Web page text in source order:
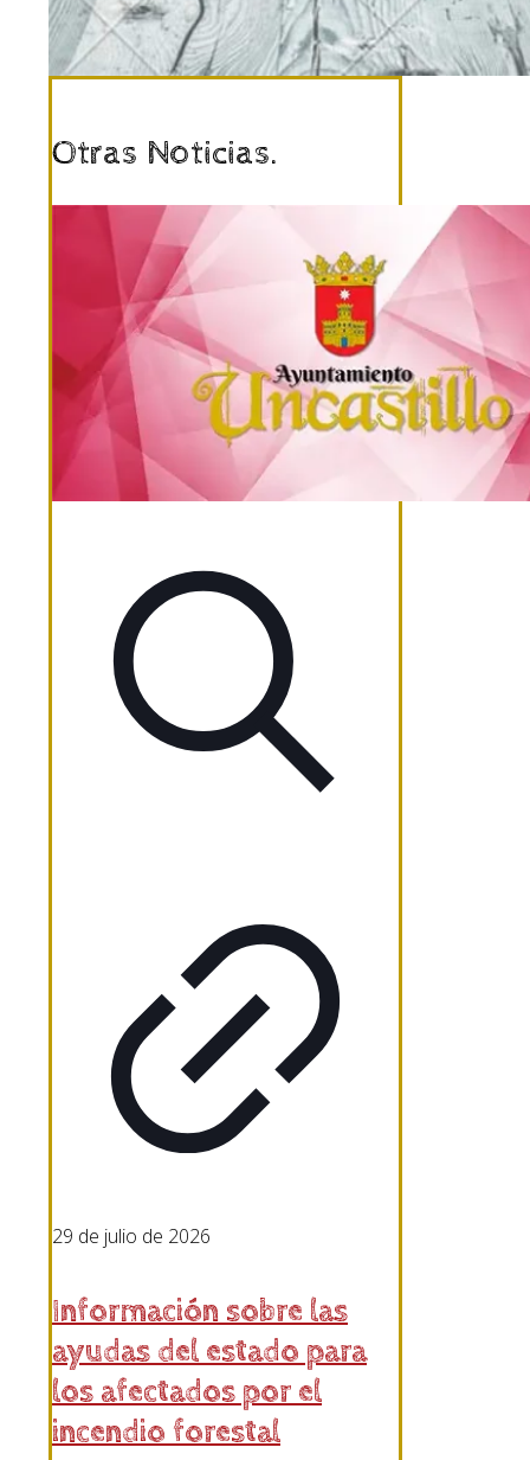
Otras Noticias.
29 de julio de 2026
Información sobre las
ayudas del estado para
los afectados por el
incendio forestal